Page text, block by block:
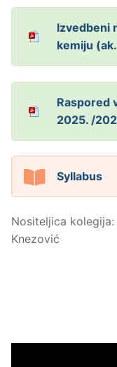
Izvedbeni
kemiju
Raspored
2025. /
Syllabus
Nositeljica
Knezović